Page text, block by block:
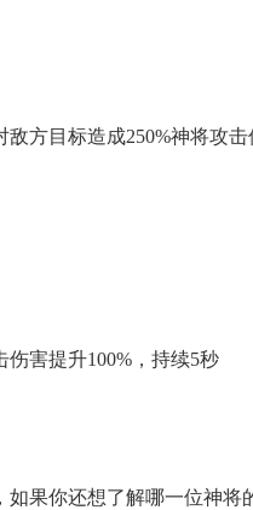
方目标造成250%神将攻击
害提升100%，持续5秒
果你还想了解哪一位神将